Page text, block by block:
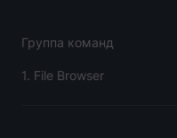
Группа команд
1. File Browser